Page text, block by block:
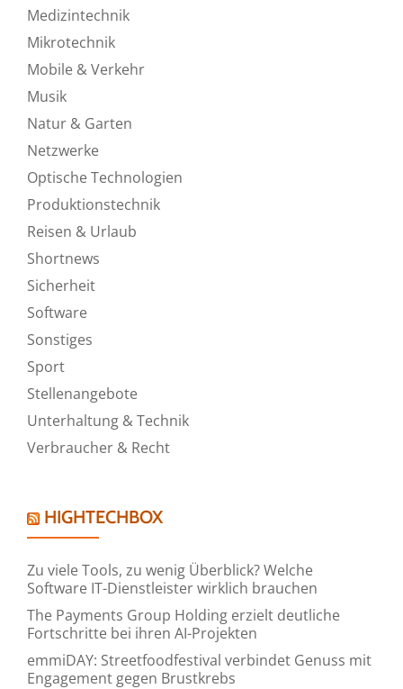
Medizintechnik
Mikrotechnik
Mobile & Verkehr
Musik
Natur & Garten
Netzwerke
Optische Technologien
Produktionstechnik
Reisen & Urlaub
Shortnews
Sicherheit
Software
Sonstiges
Sport
Stellenangebote
Unterhaltung & Technik
Verbraucher & Recht
HIGHTECHBOX
Zu viele Tools, zu wenig Überblick? Welche
Software IT-Dienstleister wirklich brauchen
The Payments Group Holding erzielt deutliche
Fortschritte bei ihren AI-Projekten
emmiDAY: Streetfoodfestival verbindet Genuss mit
Engagement gegen Brustkrebs